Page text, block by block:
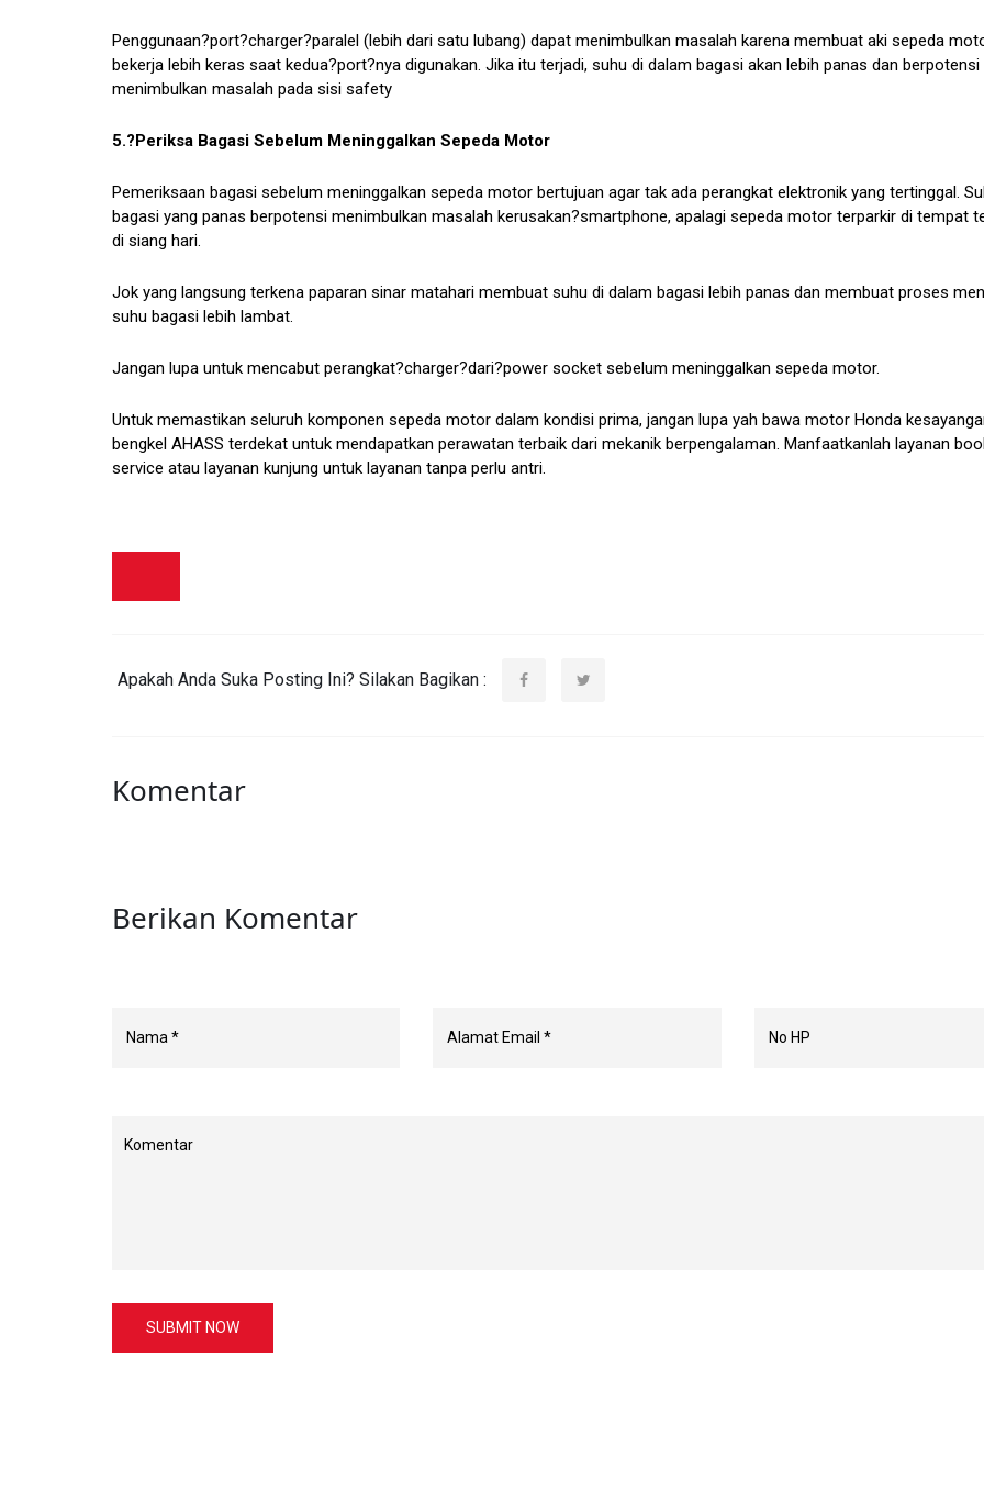
Penggunaan?port?charger?paralel (lebih dari satu lubang) dapat menimbulkan masalah karena membuat aki sepeda
bekerja lebih keras saat kedua?port?nya digunakan. Jika itu terjadi, suhu di dalam bagasi akan lebih panas dan berpotensi
menimbulkan masalah pada sisi safety
5.?Periksa Bagasi Sebelum Meninggalkan Sepeda Motor
Pemeriksaan bagasi sebelum meninggalkan sepeda motor bertujuan agar tak ada perangkat elektronik yang tertinggal.
bagasi yang panas berpotensi menimbulkan masalah kerusakan?smartphone, apalagi sepeda motor terparkir di tempat
di siang hari.
Jok yang langsung terkena paparan sinar matahari membuat suhu di dalam bagasi lebih panas dan membuat proses
suhu bagasi lebih lambat.
Jangan lupa untuk mencabut perangkat?charger?dari?power socket sebelum meninggalkan sepeda motor.
Untuk memastikan seluruh komponen sepeda motor dalam kondisi prima, jangan lupa yah bawa motor Honda
bengkel AHASS terdekat untuk mendapatkan perawatan terbaik dari mekanik berpengalaman. Manfaatkanlah layanan
service atau layanan kunjung untuk layanan tanpa perlu antri.
Apakah Anda Suka Posting Ini? Silakan Bagikan :
Komentar
Berikan Komentar
SUBMIT NOW